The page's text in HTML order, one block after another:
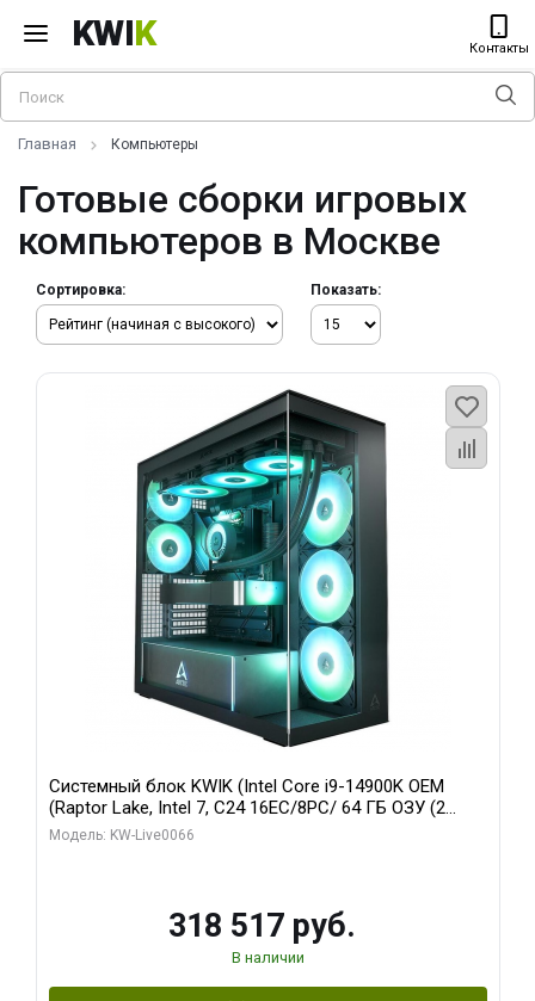
KWIK Контакты
Главная Компьютеры
Готовые сборки игровых
компьютеров в Москве
Сортировка: Показать:
Системный блок KWIK (Intel Core i9-14900K OEM
(Raptor Lake, Intel 7, C24 16EC/8PC/ 64 ГБ ОЗУ (2
модуля)/ Gigabyte RTX5080 XTREME WATERFORCE
Модель: KW-Live0066
318 517 руб.
В наличии